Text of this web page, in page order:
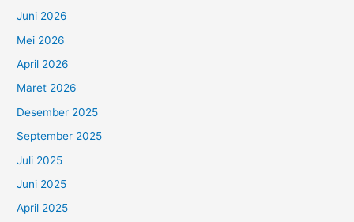
Juni 2026
Mei 2026
April 2026
Maret 2026
Desember 2025
September 2025
Juli 2025
Juni 2025
April 2025